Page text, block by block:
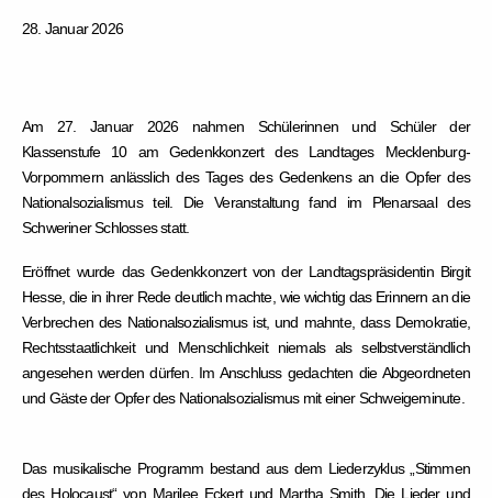
28. Januar 2026
Am 27. Januar 2026 nahmen Schülerinnen und Schüler der
Klassenstufe 10 am Gedenkkonzert des Landtages Mecklenburg-
Vorpommern anlässlich des Tages des Gedenkens an die Opfer des
Nationalsozialismus teil. Die Veranstaltung fand im Plenarsaal des
Schweriner Schlosses statt.
Eröffnet wurde das Gedenkkonzert von der Landtagspräsidentin Birgit
Hesse, die in ihrer Rede deutlich machte, wie wichtig das Erinnern an die
Verbrechen des Nationalsozialismus ist, und mahnte, dass Demokratie,
Rechtsstaatlichkeit und Menschlichkeit niemals als selbstverständlich
angesehen werden dürfen. Im Anschluss gedachten die Abgeordneten
und Gäste der Opfer des Nationalsozialismus mit einer Schweigeminute.
Das musikalische Programm bestand aus dem Liederzyklus „Stimmen
des Holocaust“ von Marilee Eckert und Martha Smith. Die Lieder und